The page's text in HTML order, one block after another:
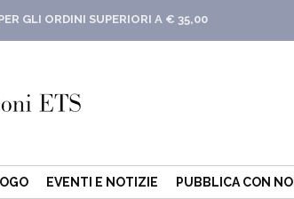
GLI ORDINI SUPERIORI A € 35,00
EVENTI E NOTIZIE PUBBLICA CON NOI